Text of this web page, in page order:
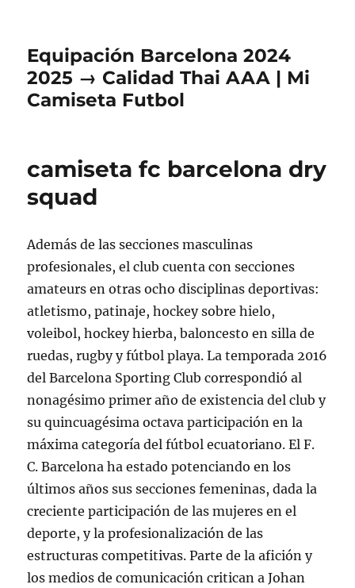
Equipación Barcelona 2024
2025 → Calidad Thai AAA | Mi
Camiseta Futbol
camiseta fc barcelona dry
squad
Además de las secciones masculinas
profesionales, el club cuenta con secciones
amateurs en otras ocho disciplinas deportivas:
atletismo, patinaje, hockey sobre hielo,
voleibol, hockey hierba, baloncesto en silla de
ruedas, rugby y fútbol playa. La temporada 2016
del Barcelona Sporting Club correspondió al
nonagésimo primer año de existencia del club y
su quincuagésima octava participación en la
máxima categoría del fútbol ecuatoriano. El F.
C. Barcelona ha estado potenciando en los
últimos años sus secciones femeninas, dada la
creciente participación de las mujeres en el
deporte, y la profesionalización de las
estructuras competitivas. Parte de la afición y
los medios de comunicación critican a Johan